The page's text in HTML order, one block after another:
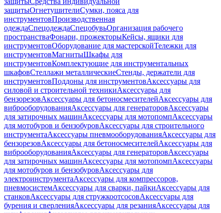
защитыОгнетушителиСумки, пояса для
инструментовПроизводственная
одеждаСпецодеждаСпецобувьОрганизация рабочего
пространстваФонари, прожекторыКейсы, ящики для
инструментовОборудование для мастерскойТележки для
инструментовМагнитыШкафы для
инструментовКомплектующие для инструментальных
шкафовСтеллажи металлическиеСтенды, держатели для
инструментовПоддоны для инструментовАксессуары для
силовой и строительной техникиАксессуары для
бензорезовАксессуары для бетоносмесителейАксессуары для
виброоборудованияАксессуары для генераторовАксессуары
для затирочных машинАксессуары для мотопомпАксессуары
для мотобуров и бензобуровАксессуары для строительного
инструментаАксессуары пневмооборудованияАксессуары для
бензорезовАксессуары для бетоносмесителейАксессуары для
виброоборудованияАксессуары для генераторовАксессуары
для затирочных машинАксессуары для мотопомпАксессуары
для мотобуров и бензобуровАксессуары для
электроинструментаАксессуары для компрессоров,
пневмосистемАксессуары для сварки, пайкиАксессуары для
станковАксессуары для стружкоотсосовАксессуары для
бурения и сверленияАксессуары для резанияАксессуары для